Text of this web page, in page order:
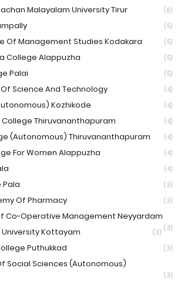
Malayalam University Tirur (6)
(5)
Of Management Studies Kodakara (5)
College Alappuzha (5)
Palai (5)
Science And Technology (4)
Kozhikode (4)
Thiruvananthapuram (4)
(Autonomous) Thiruvananthapuram (4)
For Women Alappuzha (4)
(4)
Pala (3)
Of Pharmacy (3)
Co-Operative Management Neyyardam
(3)
Kottayam (3)
Puthukkad (3)
Social Sciences (Autonomous)
(3)